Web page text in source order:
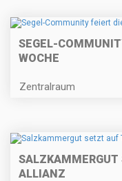
SEGEL-
WOCHE
Zentralraum
ALLIANZ